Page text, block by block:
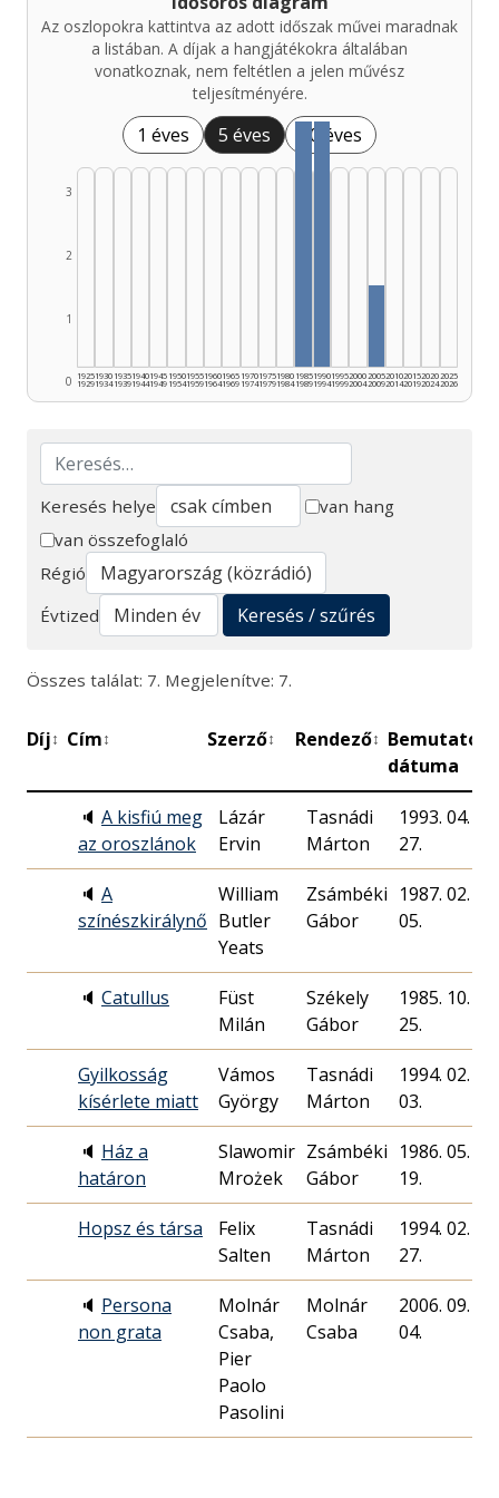
Az oszlopokra kattintva az adott időszak művei maradnak
a listában. A díjak a hangjátékokra általában
vonatkoznak, nem feltétlen a jelen művész
teljesítményére.
1 éves 5 éves 10 éves
0
1
2
3
1925
1929
1930
1934
1935
1939
1940
1944
1945
1949
1950
1954
1955
1959
1960
1964
1965
1969
1970
1974
1975
1979
1980
1984
1985
1989
1990
1994
1995
1999
2000
2004
2005
2009
2010
2014
2015
2019
2020
2024
2025
2026
Keresés
Keresés helye
van hang
van összefoglaló
Régió
Évtized
Keresés / szűrés
Összes találat: 7. Megjelenítve: 7.
Díj↕ Cím↕ Szerző↕ Rendező↕ Bemutató
dátuma
🔈 A kisfiú meg
az oroszlánok
Lázár
Ervin
Tasnádi
Márton
1993. 04.
27.
🔈 A
színészkirálynő
William
Butler
Yeats
Zsámbéki
Gábor
1987. 02.
05.
🔈 Catullus
Füst
Milán
Székely
Gábor
1985. 10.
25.
Gyilkosság
kísérlete miatt
Vámos
György
Tasnádi
Márton
1994. 02.
03.
🔈 Ház a
határon
Slawomir
Mrożek
Zsámbéki
Gábor
1986. 05.
19.
Hopsz és társa
Felix
Salten
Tasnádi
Márton
1994. 02.
27.
🔈 Persona
non grata
Molnár
Csaba,
Pier
Paolo
Pasolini
Molnár
Csaba
2006. 09.
04.